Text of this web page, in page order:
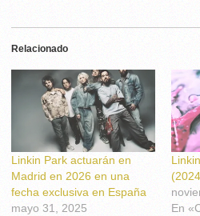
Relacionado
Linkin Park actuarán en
Madrid en 2026 en una
fecha exclusiva en España
mayo 31, 2025
En